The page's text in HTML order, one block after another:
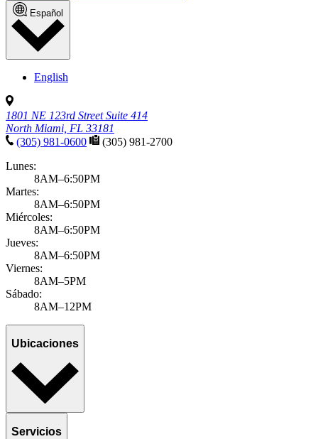
Español
English
1801 NE 123rd Street Suite 414
North Miami, FL 33181
(305) 981-0600
(305) 981-2700
Lunes:
8AM–6:50PM
Martes:
8AM–6:50PM
Miércoles:
8AM–6:50PM
Jueves:
8AM–6:50PM
Viernes:
8AM–5PM
Sábado:
8AM–12PM
Ubicaciones
Servicios